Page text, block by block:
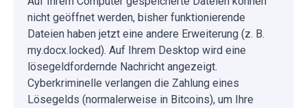
nicht geöffnet werden, bisher funktionierende
Dateien haben jetzt eine andere Erweiterung (z. B.
my.docx.locked). Auf Ihrem Desktop wird eine
lösegeldfordernde Nachricht angezeigt.
Cyberkriminelle verlangen die Zahlung eines
Lösegelds (normalerweise in Bitcoins), um Ihre